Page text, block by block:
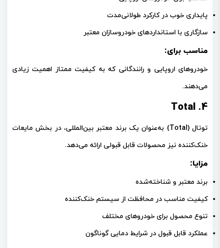
پایداری خوب در کارکرد طولانی‌مدت
سازگاری با استانداردهای خودروسازان معتبر
مناسب برای:
خودروهای اروپایی و رانندگانی که به کیفیت ممتاز اهمیت زیادی
می‌دهند.
4. Total
توتال (Total)
به‌عنوان یک برند معتبر بین‌المللی، در بخش مایعات
خنک‌کننده نیز محصولات قابل قبولی ارائه می‌دهد.
مزایا:
برند معتبر و شناخته‌شده
کیفیت مناسب در محافظت از سیستم خنک‌کننده
تنوع محصول برای خودروهای مختلف
عملکرد قابل قبول در شرایط دمایی گوناگون